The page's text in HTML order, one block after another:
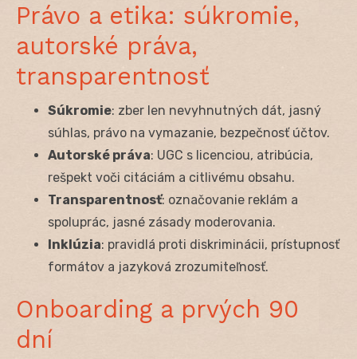
Právo a etika: súkromie,
autorské práva,
transparentnosť
Súkromie: zber len nevyhnutných dát, jasný
súhlas, právo na vymazanie, bezpečnosť účtov.
Autorské práva: UGC s licenciou, atribúcia,
rešpekt voči citáciám a citlivému obsahu.
Transparentnosť: označovanie reklám a
spoluprác, jasné zásady moderovania.
Inklúzia: pravidlá proti diskriminácii, prístupnosť
formátov a jazyková zrozumiteľnosť.
Onboarding a prvých 90
dní